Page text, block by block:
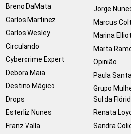
Breno DaMata
Carlos Martinez
Carlos Wesley
Circulando
Cybercrime Expert
Debora Maia
Destino Mágico
Drops
Esterliz Nunes
Franz Valla
Jorge
Marcus
Marina Elliot
Marta
Opinião
Paula
Grupo
Sul da
Renata
Sandra